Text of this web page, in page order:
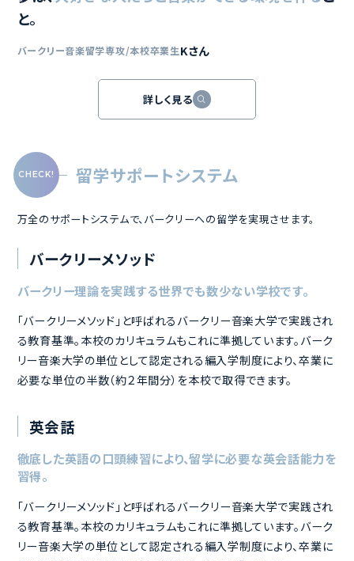
夢は、
と。
Kさん
詳しく見る
バークリーメソッド
バークリー理論を実践する世界でも数少ない学校です。
「バークリーメソッド」と呼ばれるバークリー音楽大学で実践され
る教育基準。本校のカリキュラムもこれに準拠しています。バーク
リー音楽大学の単位として認定される編入学制度により、卒業に
英会話
徹底した英語の口頭練習により、留学に必要な英会話能力を
習得。
「バークリーメソッド」と呼ばれるバークリー音楽大学で実践され
る教育基準。本校のカリキュラムもこれに準拠しています。バーク